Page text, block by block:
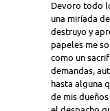
Devoro todo
una miríada
destruyo y
papeles me
como un
demandas,
hasta alguna
de mis